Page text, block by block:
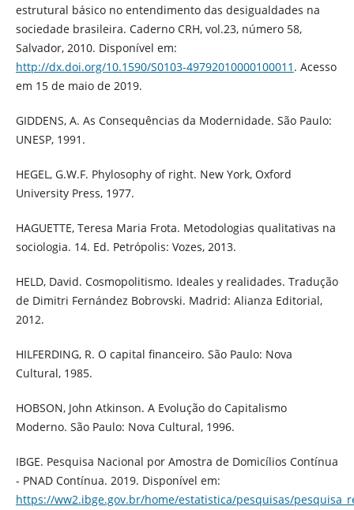
estrutural básico no entendimento das desigualdades na
sociedade brasileira. Caderno CRH, vol.23, número 58,
Salvador, 2010. Disponível em:
http://dx.doi.org/10.1590/S0103-49792010000100011 . Acesso
em 15 de maio de 2019.
GIDDENS, A. As Consequências da Modernidade. São Paulo:
UNESP, 1991.
HEGEL, G.W.F. Phylosophy of right. New York, Oxford
University Press, 1977.
HAGUETTE, Teresa Maria Frota. Metodologias qualitativas na
sociologia. 14. Ed. Petrópolis: Vozes, 2013.
HELD, David. Cosmopolitismo. Ideales y realidades. Tradução
de Dimitri Fernández Bobrovski. Madrid: Alianza Editorial,
2012.
HILFERDING, R. O capital financeiro. São Paulo: Nova
Cultural, 1985.
HOBSON, John Atkinson. A Evolução do Capitalismo
Moderno. São Paulo: Nova Cultural, 1996.
IBGE. Pesquisa Nacional por Amostra de Domicílios Contínua
- PNAD Contínua. 2019. Disponível em:
https://ww2.ibge.gov.br/home/estatistica/pesquisas/